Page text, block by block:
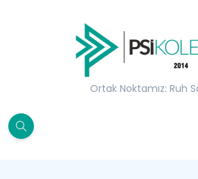
Ortak Noktamız: Ruh